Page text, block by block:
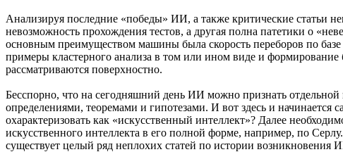
Анализируя последние «победы» ИИ, а также критические статьи
невозможность прохождения тестов, а другая полна патетики о
основным преимуществом машины была скорость переборов по базе
примеры кластерного анализа в том или ином виде и
рассматриваются поверхностно.
Бесспорно, что на сегодняшний день ИИ можно признать
определениями, теоремами и гипотезами. И вот здесь и
охарактеризовать как «искусственный интеллект»? Далее
искусственного интеллекта в его полной форме, например, по
существует целый ряд неплохих статей по истории возникновения